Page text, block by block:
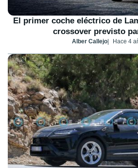
El primer coche eléctrico de
crossover previsto
Alber Callejo Hace 4